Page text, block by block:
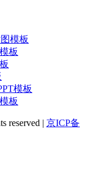
模板
板
模板
板
reserved | 京ICP备